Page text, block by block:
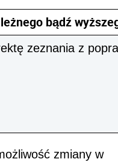
bądź
zeznania z
zmiany w